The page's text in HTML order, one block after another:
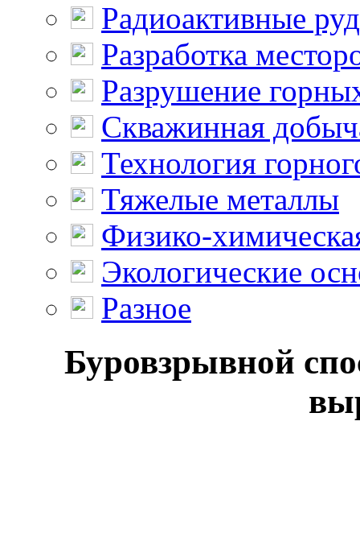
Радиоактивные
Разработка
Разрушение
Скважинная
Технология
Тяжелые металлы
Физико-
Экологические
Разное
Буровзрывной